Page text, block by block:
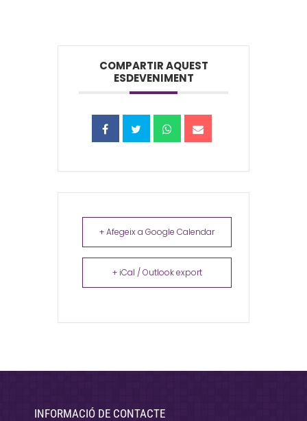
COMPARTIR AQUEST
ESDEVENIMENT
+ Afegeix a Google Calendar
+ iCal / Outlook export
INFORMACIÓ DE CONTACTE